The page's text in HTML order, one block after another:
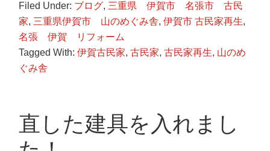
Filed Under: ブログ, 三重県 伊賀市 名張市 古民
家, 三重県伊賀市 山のめぐみ舎,伊賀市 古民家再生,
名張 伊賀 リフォーム
Tagged With:伊賀古民家,古民家,古民家再生, 山のめ
ぐみ舎
直した建具を入れまし